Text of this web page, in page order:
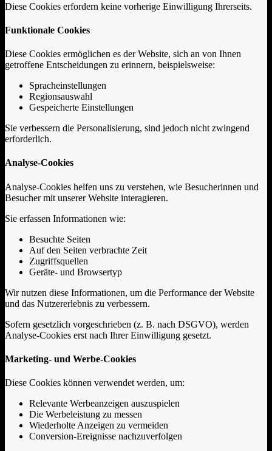
Diese Cookies erfordern keine vorherige Einwilligung Ihrerseits.
Funktionale Cookies
Diese Cookies ermöglichen es der Website, sich an von Ihnen
getroffene Entscheidungen zu erinnern, beispielsweise:
Spracheinstellungen
Regionsauswahl
Gespeicherte Einstellungen
Sie verbessern die Personalisierung, sind jedoch nicht zwingend
erforderlich.
Analyse-Cookies
Analyse-Cookies helfen uns zu verstehen, wie Besucherinnen und
Besucher mit unserer Website interagieren.
Sie erfassen Informationen wie:
Besuchte Seiten
Auf den Seiten verbrachte Zeit
Zugriffsquellen
Geräte- und Browsertyp
Wir nutzen diese Informationen, um die Performance der Website
und das Nutzererlebnis zu verbessern.
Sofern gesetzlich vorgeschrieben (z. B. nach DSGVO), werden
Analyse-Cookies erst nach Ihrer Einwilligung gesetzt.
Marketing- und Werbe-Cookies
Diese Cookies können verwendet werden, um:
Relevante Werbeanzeigen auszuspielen
Die Werbeleistung zu messen
Wiederholte Anzeigen zu vermeiden
Conversion-Ereignisse nachzuverfolgen